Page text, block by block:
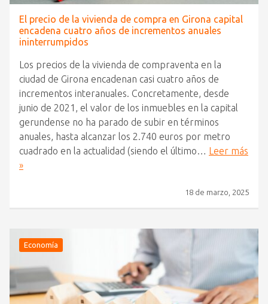
El precio de la vivienda de compra en Girona capital
encadena cuatro años de incrementos anuales
ininterrumpidos
Los precios de la vivienda de compraventa en la
ciudad de Girona encadenan casi cuatro años de
incrementos interanuales. Concretamente, desde
junio de 2021, el valor de los inmuebles en la capital
gerundense no ha parado de subir en términos
anuales, hasta alcanzar los 2.740 euros por metro
cuadrado en la actualidad (siendo el último… Leer más
»
18 de marzo, 2025
Economía